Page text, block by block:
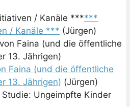
***
/ Kanäle *** (Jürgen)
Faina (und die öffentliche
13. Jährigen) (Jürgen)